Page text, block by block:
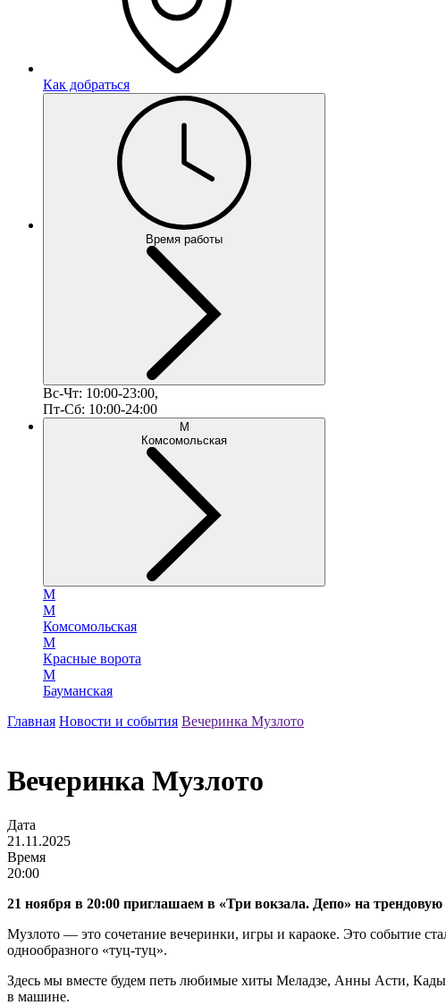
Как добраться
Время работы
Вс-Чт: 10:00-23:00,
Пт-Сб: 10:00-24:00
М
Комсомольская
М
М
Комсомольская
М
Красные ворота
М
Бауманская
Главная Новости и события Вечеринка Музлото
Вечеринка Музлото
Дата
21.11.2025
Время
20:00
21 ноября в 20:00 приглашаем в «Три вокзала. Депо» на
Музлото — это сочетание вечеринки, игры и караоке. Это событие
однообразного «туц-туц».
Здесь мы вместе будем петь любимые хиты Меладзе, Анны Асти,
в машине.